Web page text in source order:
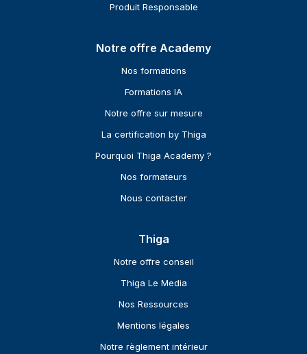
Produit Responsable
Notre offre Academy
Nos formations
Formations IA
Notre offre sur mesure
La certification by Thiga
Pourquoi Thiga Academy ?
Nos formateurs
Nous contacter
Thiga
Notre offre conseil
Thiga Le Media
Nos Ressources
Mentions légales
Notre règlement intérieur